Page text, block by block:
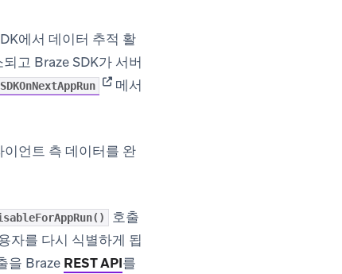
에서 데이터 추적 활
고 Braze SDK가 서버
(opens in new tab)
메서
언트 측 데이터를 완
호출
자를 다시 식별하게 됩
을 Braze REST API를